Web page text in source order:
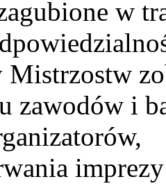
w
Mistrzostw
zawodów i